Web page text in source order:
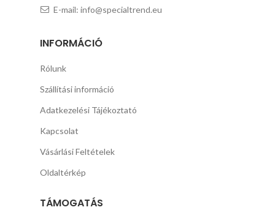
E-mail: info@specialtrend.eu
INFORMÁCIÓ
Rólunk
Szállítási információ
Adatkezelési Tájékoztató
Kapcsolat
Vásárlási Feltételek
Oldaltérkép
TÁMOGATÁS